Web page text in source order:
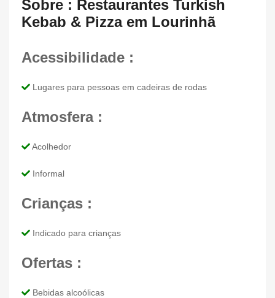
Sobre : Restaurantes Turkish
Kebab & Pizza em Lourinhã
Acessibilidade :
Lugares para pessoas em cadeiras de rodas
Atmosfera :
Acolhedor
Informal
Crianças :
Indicado para crianças
Ofertas :
Bebidas alcoólicas